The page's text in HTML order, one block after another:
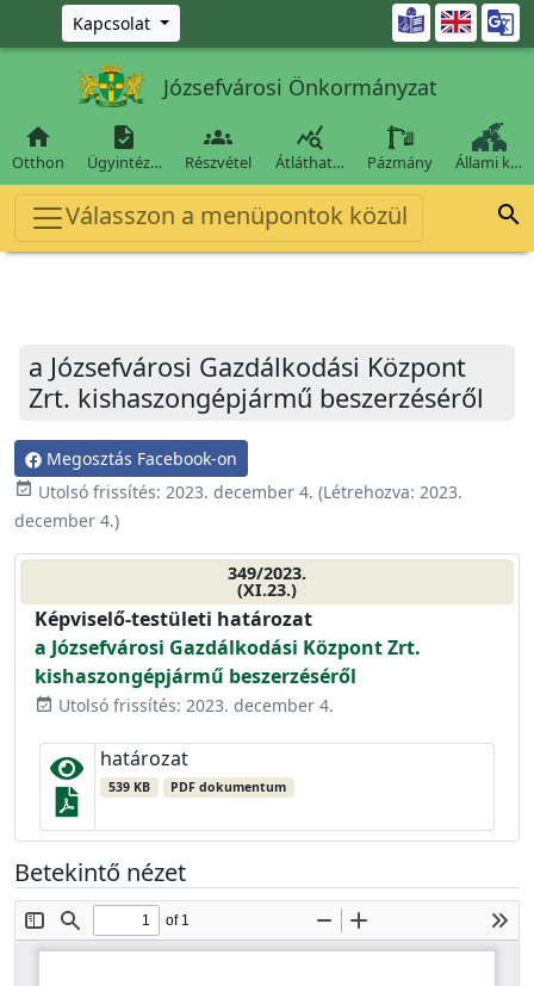
Ugrás a fő tartalomra
Kapcsolat 
Józsefvárosi Önkormányzat

Otthon

Ügyintéz…

Részvétel

Átláthat… Pázmány Állami k…
Válasszon a menüpontok közül 
a Józsefvárosi Gazdálkodási Központ
Zrt. kishaszongépjármű beszerzéséről
Megosztás Facebook-on
event_available Utolsó frissítés: 2023. december 4. (Létrehozva: 2023.
december 4.)
349/2023.
(XI.23.)
Képviselő-testületi határozat
a Józsefvárosi Gazdálkodási Központ Zrt.
kishaszongépjármű beszerzéséről
event_available Utolsó frissítés: 2023. december 4.
határozat
539 KB PDF dokumentum
Betekintő nézet